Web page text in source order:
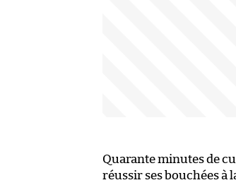
Quarante minutes de
réussir ses bouchées à